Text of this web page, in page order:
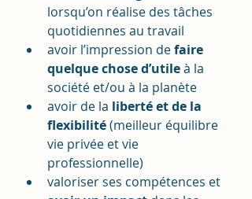
lorsqu’on réalise des tâches
quotidiennes au travail
avoir l’impression de faire
quelque chose d’utile à la
société et/ou à la planète
avoir de la liberté et de la
flexibilité (meilleur équilibre
vie privée et vie
professionnelle)
valoriser ses compétences et